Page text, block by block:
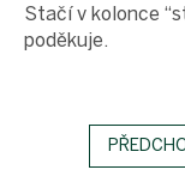
Stačí v kolonce
poděkuje.